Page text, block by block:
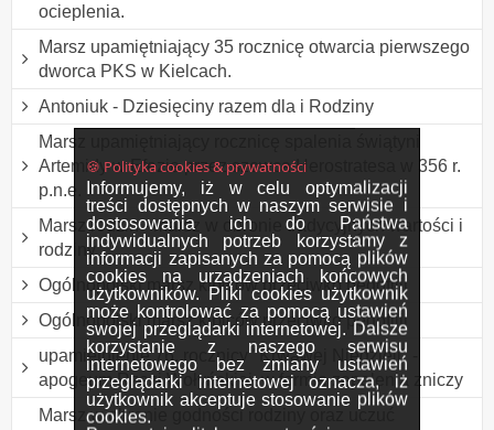
🍪 Polityka cookies & prywatności
Informujemy, iż w celu optymalizacji
treści dostępnych w naszym serwisie i
dostosowania ich do Państwa
indywidualnych potrzeb korzystamy z
informacji zapisanych za pomocą plików
cookies na urządzeniach końcowych
użytkowników. Pliki cookies użytkownik
może kontrolować za pomocą ustawień
swojej przeglądarki internetowej. Dalsze
korzystanie z naszego serwisu
internetowego bez zmiany ustawień
przeglądarki internetowej oznacza, iż
użytkownik akceptuje stosowanie plików
cookies.
ocieplenia.
Marsz upamiętniający 35 rocznicę otwarcia pierwszego
dworca PKS w Kielcach.
Antoniuk - Dziesięciny razem dla i Rodziny
Marsz upamiętniający rocznicę spalenia świątyni
Artemidy w Efezie przez szewca Herostratesa w 356 r.
p.n.e.
Marsz rodzin - marsz w obronie tradycyjnych wartości i
rodziny
Ogólnopolski marsz kibiców przeciwko pedofilii
Ogólnopolski marsz kibiców przeciwko pedofilii
upamiętnienie 76. rocznicy "Krwawej Niedzieli" -
apogeum Rzezi Wołyńskiej, w formie zapalenia zniczy
Marsz w obronie godności rodziny oraz uczuć